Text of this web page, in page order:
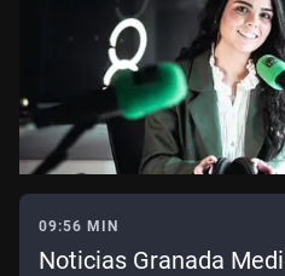
09:56 MIN
Noticias Granada